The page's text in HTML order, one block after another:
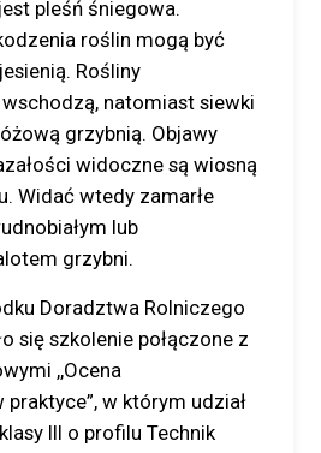
pleśń śniegowa.
roślin mogą być
Rośliny
natomiast siewki
grzybnią. Objawy
widoczne są wiosną
Widać wtedy zamarłe
lub
grzybni.
Doradztwa Rolniczego
się szkolenie połączone z
,,Ocena
w którym udział
III o profilu Technik